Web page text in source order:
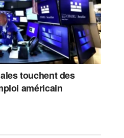
touchent des
américain